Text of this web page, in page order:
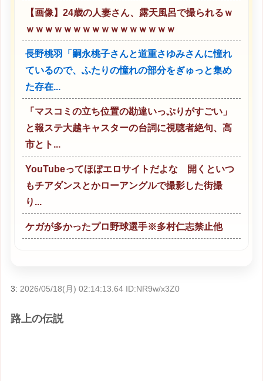
【画像】24歳の人妻さん、露天風呂で撮られるｗ
ｗｗｗｗｗｗｗｗｗｗｗｗｗｗｗｗ
長野桃羽「嗣永桃子さんと道重さゆみさんに憧れ
ているので、ふたりの憧れの部分をぎゅっと集め
た存在...
「マスコミの立ち位置の勘違いっぷりがすごい」
と報ステ大越キャスターの台詞に視聴者絶句、高
市とト...
YouTubeってほぼエロサイトだよな 開くといつ
もチアダンスとかローアングルで撮影した街撮
り...
ケガが多かったプロ野球選手※多村仁志禁止他
3: 2026/05/18(月) 02:14:13.64 ID:NR9w/x3Z0
路上の伝説